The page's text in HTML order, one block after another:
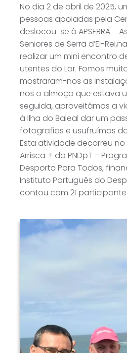
No dia 2 de abril de 2025,
pessoas apoiadas pela
deslocou-se à APSERRA –
Seniores de Serra d’El-
realizar um mini encontro
utentes do Lar. Fomos
mostraram-nos as
nos o almoço que estava
seguida, aproveitámos a
à Ilha do Baleal dar um
fotografias e usufruímos
Esta atividade decorreu
Arrisca + do PNDpT –
Desporto Para Todos,
Instituto Português do
contou com 21